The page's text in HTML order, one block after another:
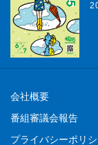
会社概要
番組審議会報告
プライバシーポリ